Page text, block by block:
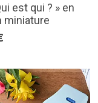
est qui ? » en
miniature